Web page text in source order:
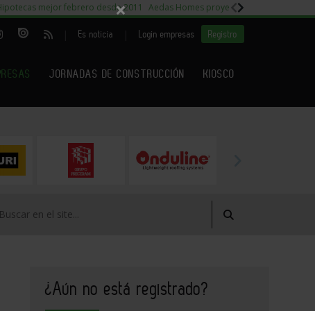
mejor febrero desde 2011 Aedas Homes proyecto Fiora
Es noticia Login empresas Registro
JORNADAS DE CONSTRUCCIÓN KIOSCO
¿Aún no está registrado?
×